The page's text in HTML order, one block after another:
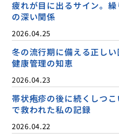
疲れが目に出るサイン。
の深い関係
2026.04.25
冬の流行期に備える正し
健康管理の知恵
2026.04.23
帯状疱疹の後に続くしつ
で救われた私の記録
2026.04.22